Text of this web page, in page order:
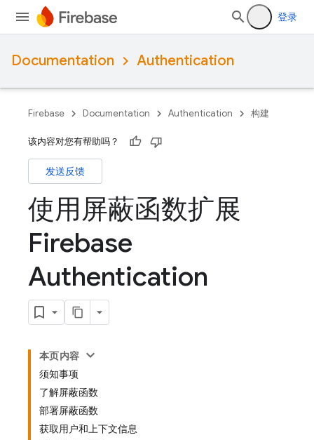
登录
Documentation Authentication
Firebase Documentation Authentication 构建
该内容对您有帮助吗？
发送反馈
使用屏蔽函数扩展
Firebase
Authentication
本页内容
须知事项
了解屏蔽函数
部署屏蔽函数
获取用户和上下文信息